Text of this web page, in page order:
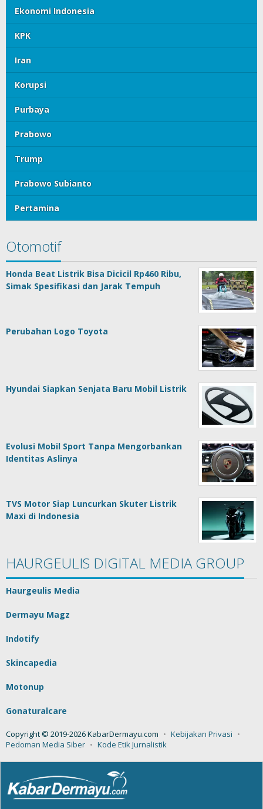
Ekonomi Indonesia
KPK
Iran
Korupsi
Purbaya
Prabowo
Trump
Prabowo Subianto
Pertamina
Otomotif
Honda Beat Listrik Bisa Dicicil Rp460 Ribu,
Simak Spesifikasi dan Jarak Tempuh
Perubahan Logo Toyota
Hyundai Siapkan Senjata Baru Mobil Listrik
Evolusi Mobil Sport Tanpa Mengorbankan
Identitas Aslinya
TVS Motor Siap Luncurkan Skuter Listrik
Maxi di Indonesia
HAURGEULIS DIGITAL MEDIA GROUP
Haurgeulis Media
Dermayu Magz
Indotify
Skincapedia
Motonup
Gonaturalcare
Copyright © 2019-2026 KabarDermayu.com
Kebijakan Privasi
Pedoman Media Siber
Kode Etik Jurnalistik